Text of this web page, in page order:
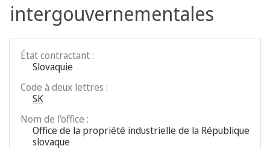
intergouvernementales
État contractant :
Slovaquie
Code à deux lettres :
SK
Nom de l’office :
Office de la propriété industrielle de la République
slovaque